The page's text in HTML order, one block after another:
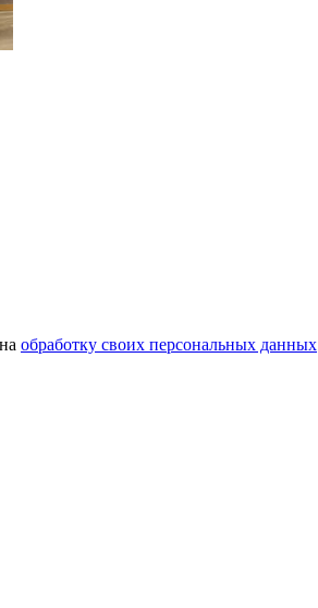
обработку своих персональных данных